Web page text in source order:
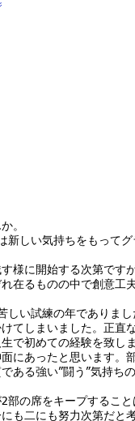
。
新しい気持ちをもって
様に開始する次第です
在るものの中で創意工
しい試練の年でありま
てしまいました。正直
で初めての経験を致しま
にあったと思います。
ある強い”闘う”気持ち
部の席をキープすること
も二にも努力次第だと